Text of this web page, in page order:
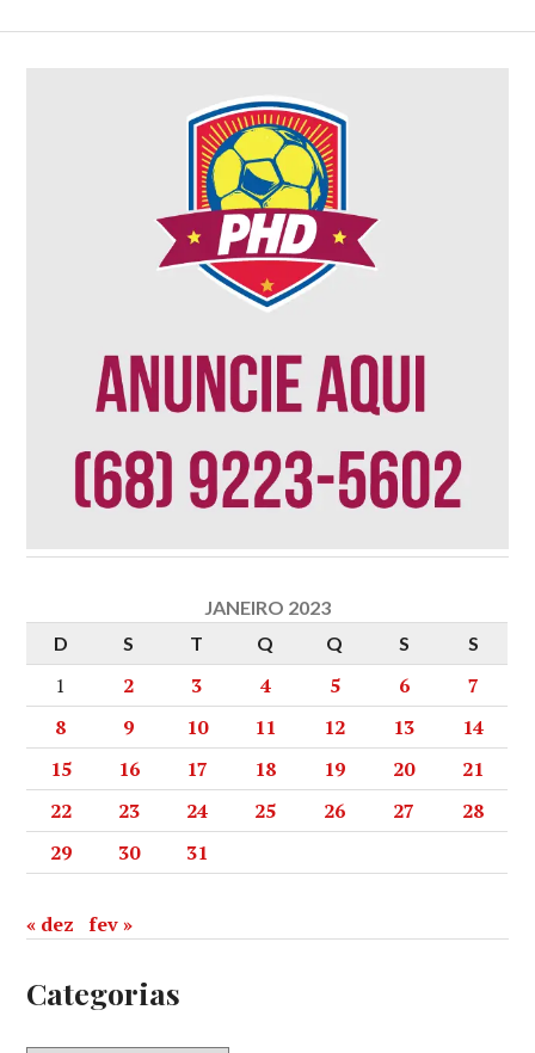
JANEIRO 2023
D
S T Q Q S S
1 2 3 4 5 6
7
8
9 10 11 12 13
14
15
16 17 18 19 20
21
22
23 24 25 26 27
28
29
30 31
« dez fev »
Categorias